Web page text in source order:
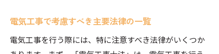
建築基準法を理解するためのポイント
電気工事の法律遵守が事故防止に繋がる理由
電気工事で考慮すべき主要法律の一覧
電気工事を行う際には、特に注意すべき法律がいくつか